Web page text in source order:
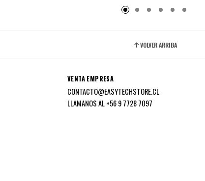
VOLVER ARRIBA
VENTA EMPRESA
CONTACTO@EASYTECHSTORE.CL
LLAMANOS AL +56 9 7728 7097